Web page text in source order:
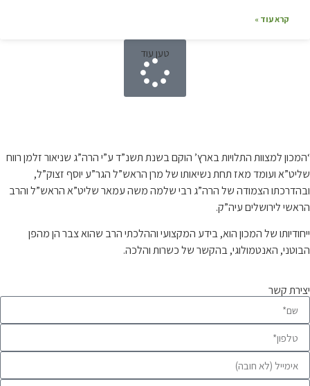
קרא עוד »
טען עוד
‘המכון למצוות התלויות בארץ’ הוקם בשנת תשנ”ד ע”י הרה”ג שניאור זלמן רווח
שליט”א ועומד מאז תחת נשיאותו של מרן הראש”ל הגר”ע יוסף זצוק”ל,
ובהדרכתו הצמודה של הרה”ג רבי שלמה משה עמאר שליט”א הראש”ל והרב
הראשי לירושלים עיה”ק.
ייחודיותו של המכון הוא, בידע המקצועי וההלכתי הרב שהוא צבר הן מהפן
הבוטני, האנטמולוגי, בהקשר של כשרות והלכה.
יצירת קשר